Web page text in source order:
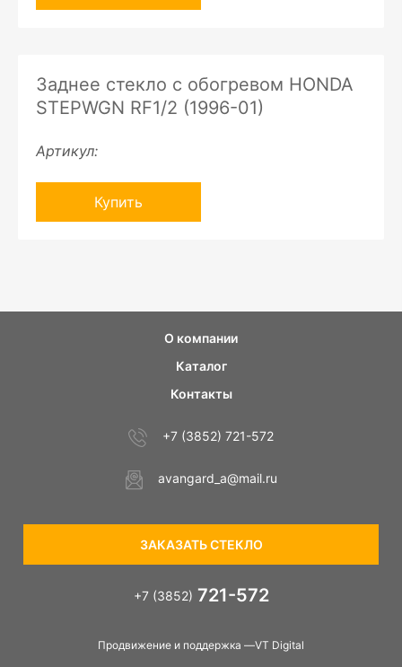
Заднее стекло с обогревом HONDA
STEPWGN RF1/2 (1996-01)
Артикул:
Купить
Продвижение и поддержка —VT Digital
О компании
Каталог
Контакты
+7 (3852) 721-572
avangard_a@mail.ru
ЗАКАЗАТЬ СТЕКЛО
+7 (3852) 721-572